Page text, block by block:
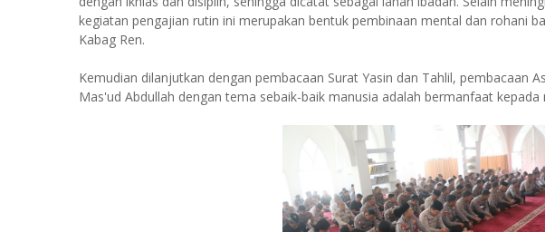
kegiatan pengajian rutin ini merupakan bentuk pembinaan mental dan rohani
Kabag Ren.
Kemudian dilanjutkan dengan pembacaan Surat Yasin dan Tahlil, pembacaan
Mas'ud Abdullah dengan tema sebaik-baik manusia adalah bermanfaat kepada